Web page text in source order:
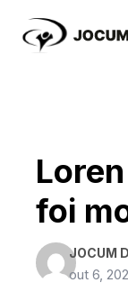
para
foi
JOCUM
out 6,